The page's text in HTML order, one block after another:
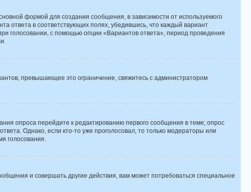
формой для создания сообщения, в зависимости от используемого
ответа в соответствующих полях, убедившись, что каждый вариант
голосовании, с помощью опции «Вариантов ответа», период проведения
превышающее это ограничение, свяжитесь с администратором
опроса перейдите к редактированию первого сообщения в теме; опрос
Однако, если кто-то уже проголосовал, то только модераторы или
голосования.
и совершать другие действия, вам может потребоваться специальное